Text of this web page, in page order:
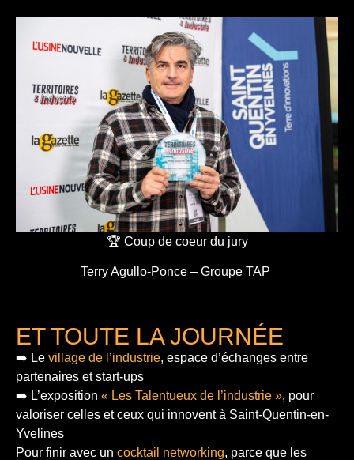
🏆 Coup de coeur du jury
Terry Agullo-Ponce – Groupe TAP
ET TOUTE LA JOURNÉE
➡️ Le village de l’industrie, espace d’échanges entre
partenaires et start-ups
➡️ L’exposition « Les Talentueux de l’industrie », pour
valoriser celles et ceux qui innovent à Saint-Quentin-en-
Yvelines
Pour finir avec un cocktail networking, parce que les